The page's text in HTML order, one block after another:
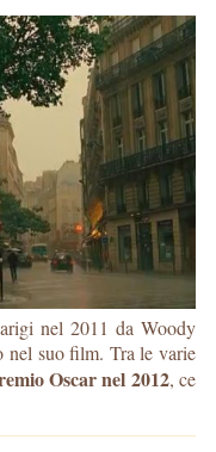
nel 2011 da Woody
nel suo film. Tra le varie
Oscar nel 2012, ce